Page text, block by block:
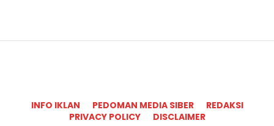
INFO IKLAN PEDOMAN MEDIA SIBER
REDAKSI
PRIVACY POLICY
DISCLAIMER